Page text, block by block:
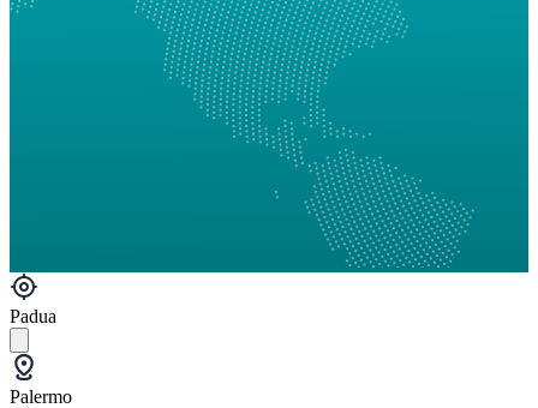
Padua
Palermo